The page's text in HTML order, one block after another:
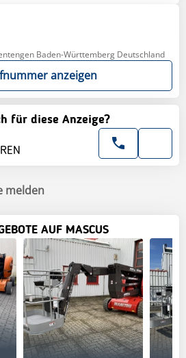
Baden-Württemberg Deutschland
anzeigen
für diese Anzeige?
melden
AUF MASCUS